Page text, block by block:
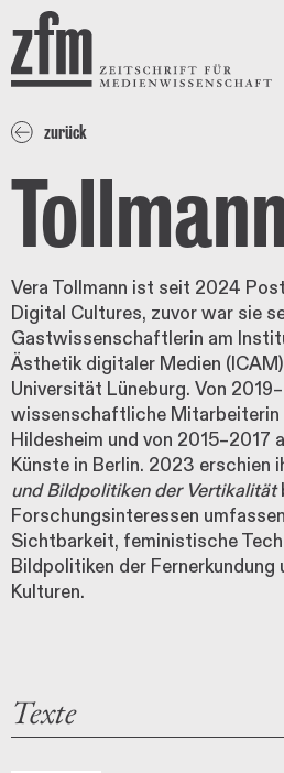
Direkt zum Inhalt
ZEITSCHRIFT FÜR
MEDIENWISSENSCHAFT
zurück
Vera Tollmann ist seit 2024
Digital Cultures, zuvor war sie
Gastwissenschaftlerin am
Ästhetik digitaler Medien
Universität Lüneburg. Von
wissenschaftliche Mitarbeiterin
Hildesheim und von 2015–2017
Künste in Berlin. 2023 erschien
und Bildpolitiken der Vertikalität
Forschungsinteressen
Sichtbarkeit, feministische
Bildpolitiken der Fernerkundung
Kulturen.
Texte